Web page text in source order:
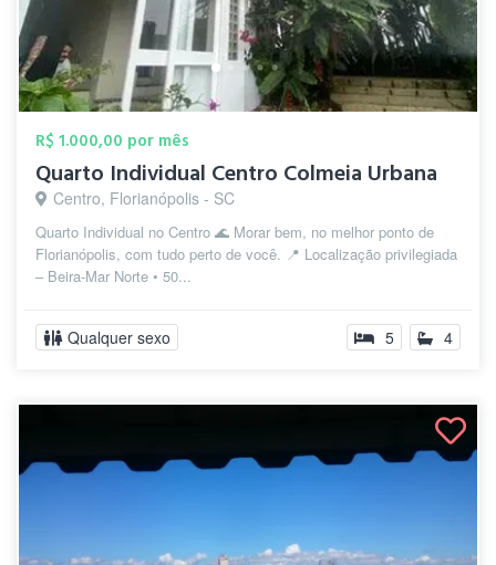
R$ 1.000,00 por mês
Quarto Individual Centro Colmeia Urbana
Centro, Florianópolis - SC
Quarto Individual no Centro 🌊 Morar bem, no melhor ponto de
Florianópolis, com tudo perto de você. 📍 Localização privilegiada
– Beira-Mar Norte • 50...
Qualquer sexo 5 4